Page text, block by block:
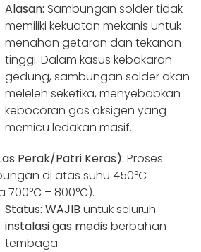
Alasan: Sambungan solder tidak
memiliki kekuatan mekanis untuk
menahan getaran dan tekanan
tinggi. Dalam kasus kebakaran
gedung, sambungan solder akan
meleleh seketika, menyebabkan
kebocoran gas oksigen yang
memicu ledakan masif.
Perak/Patri Keras): Proses
di atas suhu 450°C
– 800°C).
Status: WAJIB untuk seluruh
instalasi gas medis berbahan
tembaga.